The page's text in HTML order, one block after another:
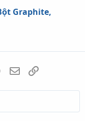
Graphite,
WhatsApp
Email